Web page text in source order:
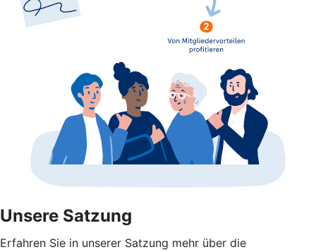
Unsere Satzung
Erfahren Sie in unserer Satzung mehr über die